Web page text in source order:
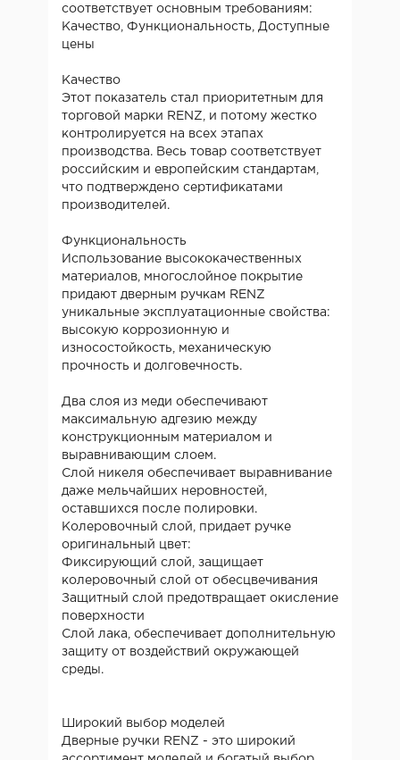
соответствует основным требованиям:
Качество, Функциональность, Доступные
цены
Качество
Этот показатель стал приоритетным для
торговой марки RENZ, и потому жестко
контролируется на всех этапах
производства. Весь товар соответствует
российским и европейским стандартам,
что подтверждено сертификатами
производителей.
Функциональность
Использование высококачественных
материалов, многослойное покрытие
придают дверным ручкам RENZ
уникальные эксплуатационные свойства:
высокую коррозионную и
износостойкость, механическую
прочность и долговечность.
Два слоя из меди обеспечивают
максимальную адгезию между
конструкционным материалом и
выравнивающим слоем.
Слой никеля обеспечивает выравнивание
даже мельчайших неровностей,
оставшихся после полировки.
Колеровочный слой, придает ручке
оригинальный цвет:
Фиксирующий слой, защищает
колеровочный слой от обесцвечивания
Защитный слой предотвращает окисление
поверхности
Слой лака, обеспечивает дополнительную
защиту от воздействий окружающей
среды.
Широкий выбор моделей
Дверные ручки RENZ - это широкий